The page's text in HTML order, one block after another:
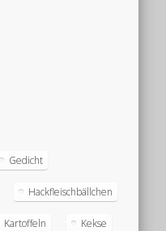
Gedicht
Hackfleischbällchen
Kartoffeln Kekse